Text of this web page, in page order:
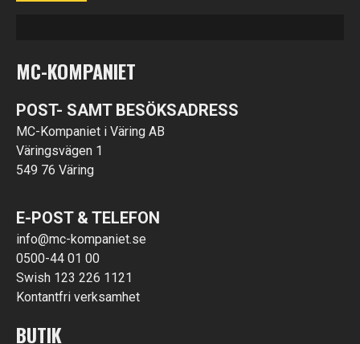
MC-KOMPANIET
POST- SAMT BESÖKSADRESS
MC-Kompaniet i Väring AB
Väringsvägen 1
549 76 Väring
E-POST & TELEFON
info@mc-kompaniet.se
0500-44 01 00
Swish 123 226 1121
Kontantfri verksamhet
BUTIK